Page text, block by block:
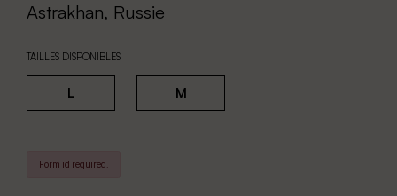
Astrakhan, Russie
TAILLES DISPONIBLES
L M
Form id required.